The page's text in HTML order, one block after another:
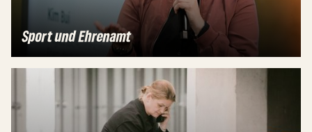
Sport und Ehrenamt